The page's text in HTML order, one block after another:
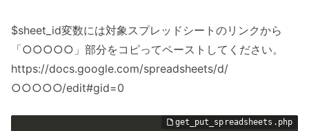
$sheet_id変数には対象スプレッドシートのリンクから
「○○○○○」部分をコピってペーストしてください。
https://docs.google.com/spreadsheets/d/
○○○○○/edit#gid=0